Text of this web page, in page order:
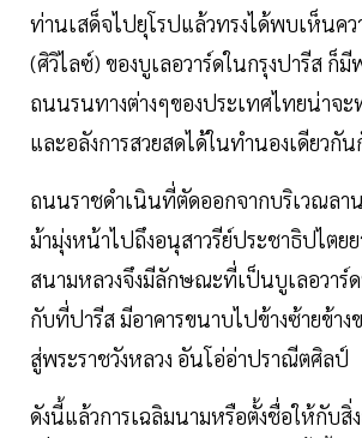
ท่านเสด็จไปยุโรปแล้วทรงได้พบเห็นคว
(ศิวิไลซ์) ของบูเลอวาร์ดในกรุงปารีส ก็มี
ถนนรนทางต่างๆของประเทศไทยน่าจะ
และอลังการสวยสดได้ในทำนองเดียวกัน
ถนนราชดำเนินที่ตัดออกจากบริเวณลา
ม้ามุ่งหน้าไปถึงอนุสาวรีย์ประชาธิปไตย
สนามหลวงจึงมีลักษณะที่เป็นบูเลอวาร์
กับที่ปารีส มีอาคารขนาบไปข้างซ้ายข้าง
สู่พระราชวังหลวง อันโอ่อ่าปราณีตศิลป์
ดังนี้แล้วการเฉลิมนามหรือตั้งชื่อให้กับสิ่